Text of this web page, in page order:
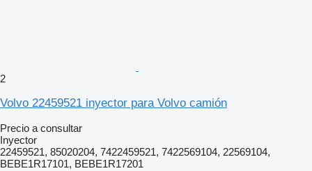
2
Volvo 22459521 inyector para Volvo camión
Precio a consultar
Inyector
22459521, 85020204, 7422459521, 7422569104, 22569104,
BEBE1R17101, BEBE1R17201